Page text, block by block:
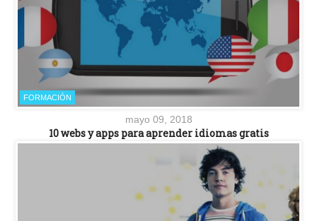
FORMACIÓN
mayo 09, 2018
10 webs y apps para aprender idiomas gratis